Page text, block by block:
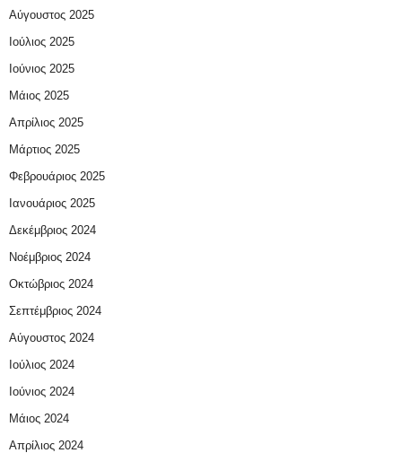
Αύγουστος 2025
Ιούλιος 2025
Ιούνιος 2025
Μάιος 2025
Απρίλιος 2025
Μάρτιος 2025
Φεβρουάριος 2025
Ιανουάριος 2025
Δεκέμβριος 2024
Νοέμβριος 2024
Οκτώβριος 2024
Σεπτέμβριος 2024
Αύγουστος 2024
Ιούλιος 2024
Ιούνιος 2024
Μάιος 2024
Απρίλιος 2024